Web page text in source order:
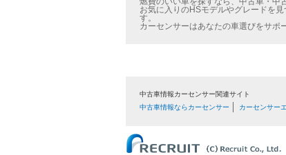
お気に入りのHSモデルやグレードを
す。
カーセンサーはあなたの車選びをサポ
中古車情報カーセンサー関連サイト
中古車情報ならカーセンサー
カーセンサー